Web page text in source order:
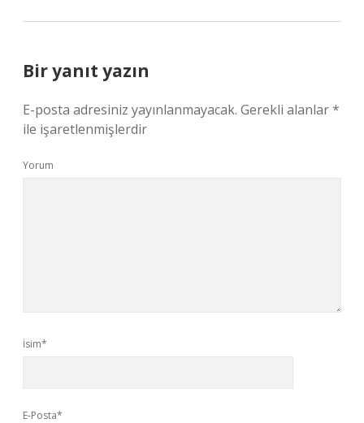
Bir yanıt yazın
E-posta adresiniz yayınlanmayacak. Gerekli alanlar*
ile işaretlenmişlerdir
Yorum
İsim*
E-Posta*